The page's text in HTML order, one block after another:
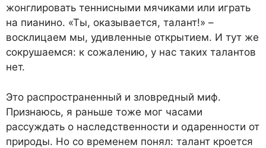
жонглировать теннисными мячиками или играть
на пианино. «Ты, оказывается, талант!» –
восклицаем мы, удивленные открытием. И тут же
сокрушаемся: к сожалению, у нас таких талантов
нет.
Это распространенный и зловредный миф.
Признаюсь, я раньше тоже мог часами
рассуждать о наследственности и одаренности от
природы. Но со временем понял: талант кроется